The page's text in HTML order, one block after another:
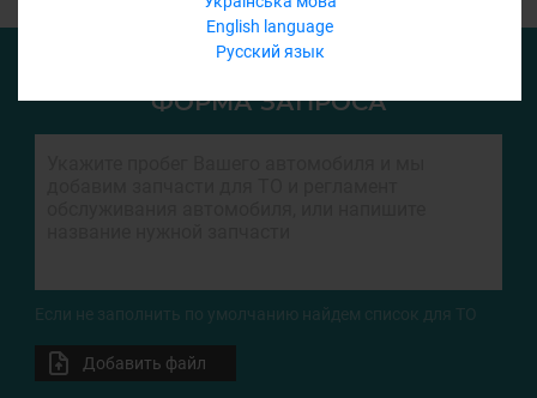
English language
Русский язык
ФОРМА ЗАПРОСА
Если не заполнить по умолчанию найдем список для ТО
Добавить файл